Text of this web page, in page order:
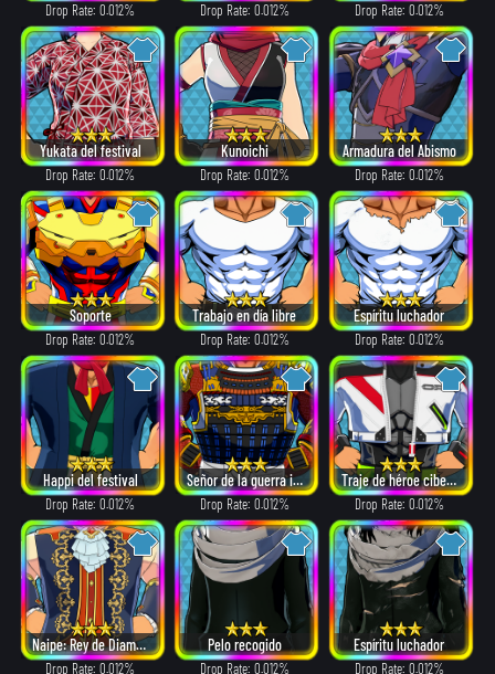
Drop Rate: 0.012% Drop Rate: 0.012% Drop Rate: 0.012%
Yukata del festival
Drop Rate: 0.012%
Kunoichi
Drop Rate: 0.012%
Armadura del Abismo
Drop Rate: 0.012%
Soporte
Drop Rate: 0.012%
Trabajo en día libre
Drop Rate: 0.012%
Espíritu luchador
Drop Rate: 0.012%
Happi del festival
Drop Rate: 0.012%
Señor de la guerra invencible
Drop Rate: 0.012%
Traje de héroe cibernético
Drop Rate: 0.012%
Naipe: Rey de Diamantes
Drop Rate: 0.012%
Pelo recogido
Drop Rate: 0.012%
Espíritu luchador
Drop Rate: 0.012%